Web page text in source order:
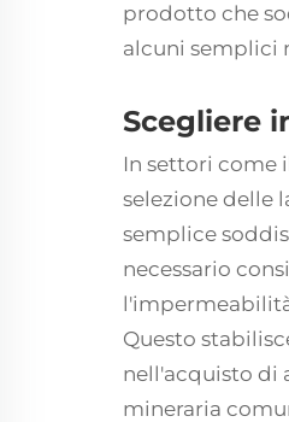
prodotto che
alcuni semplici
Scegliere
In settori come
selezione delle
semplice
necessario
Questo
nell'acquisto di
mineraria